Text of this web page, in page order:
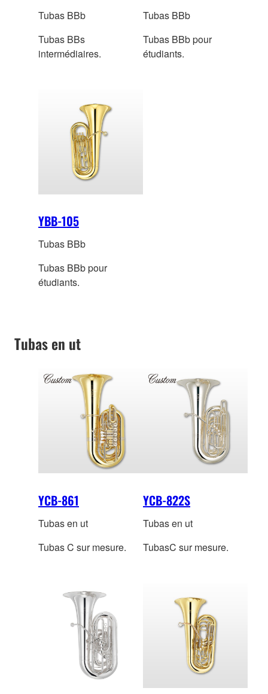
Tubas BBb
Tubas BBs
intermédiaires.
Tubas BBb
Tubas BBb pour
étudiants.
YBB-105
Tubas BBb
Tubas BBb pour
étudiants.
Tubas en ut
YCB-861
Tubas en ut
Tubas C sur mesure.
YCB-822S
Tubas en ut
TubasC sur mesure.